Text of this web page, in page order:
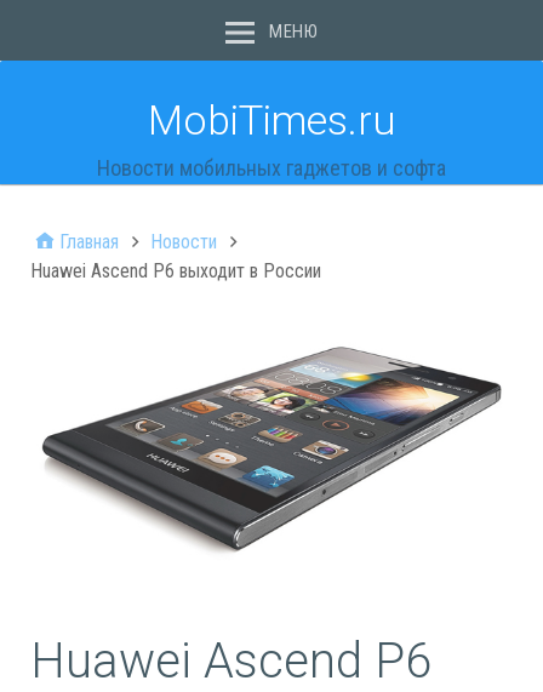
МЕНЮ
MobiTimes.ru
Новости мобильных гаджетов и софта
Главная
Новости
Huawei Ascend P6 выходит в России
Huawei Ascend P6